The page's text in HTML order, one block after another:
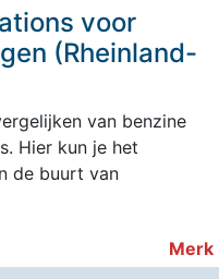
voor
(Rheinland-
van benzine
Hier kun je het
de buurt van
Merk